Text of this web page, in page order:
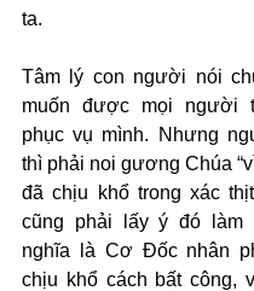
ta.
Tâm lý con người nói
muốn được mọi người
phục vụ mình. Nhưng
thì phải noi gương Chúa
đã chịu khổ trong xác
cũng phải lấy ý đó làm
nghĩa là Cơ Đốc nhân
chịu khổ cách bất công,